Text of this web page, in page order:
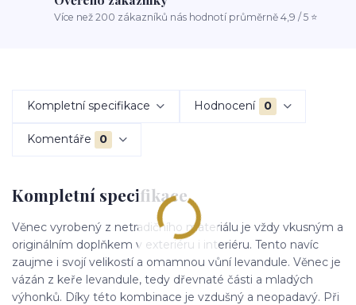
Více než 200 zákazníků nás hodnotí průměrně 4,9 / 5 ⭐
Kompletní specifikace Hodnocení 0
Komentáře 0
Kompletní specifikace
Věnec vyrobený z netradičního materiálu je vždy vkusným a
originálním doplňkem v exteriéru i interiéru. Tento navíc
zaujme i svojí velikostí a omamnou vůní levandule. Věnec je
vázán z keře levandule, tedy dřevnaté části a mladých
výhonků. Díky této kombinace je vzdušný a neopadavý. Při